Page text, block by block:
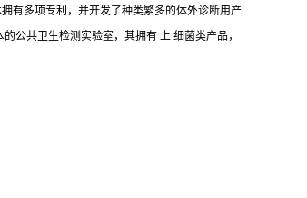
有多项专利，并开发了种类繁多的体外诊断用产
公共卫生检测实验室，其拥有 上 细菌类产品，